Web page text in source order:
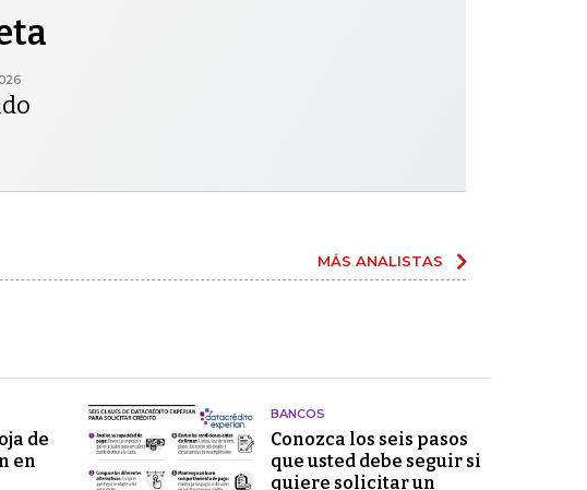
MÁS ANALISTAS
de
en
BANCOS
Conozca los seis pasos
que usted debe seguir si
quiere solicitar un